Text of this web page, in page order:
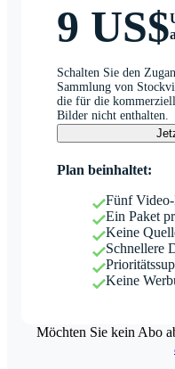
9 US$
Schalten Sie den
Sammlung von
die für die
Bilder nicht enthalten.
Plan beinhaltet:
Fünf
Ein Paket
Keine
Schnellere
Keine
Möchten Sie kein Abo